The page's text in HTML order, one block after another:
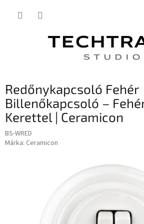
Redőnykapcsoló Fehér
Billenőkapcsoló –
Kerettel | Ceramicon
BS-WRED
Márka: Ceramicon